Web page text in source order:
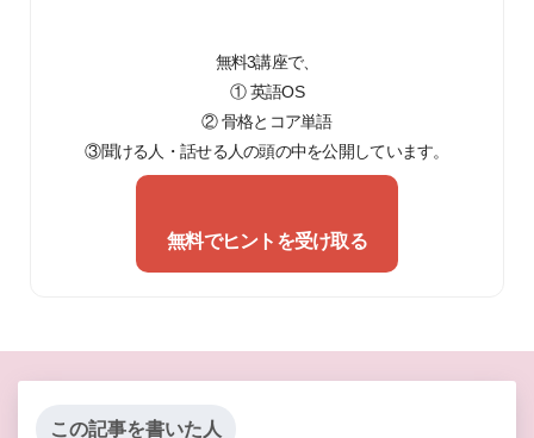
無料3講座で、
① 英語OS
② 骨格とコア単語
③聞ける人・話せる人の頭の中を公開しています。
無料でヒントを受け取る
この記事を書いた人